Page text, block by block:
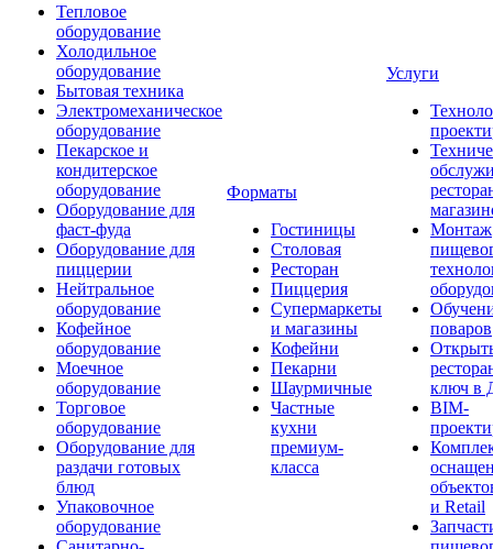
Тепловое
оборудование
Холодильное
оборудование
Бытовая техника
Электромеханическое
оборудование
Пекарское и
кондитерское
оборудование
Оборудование для
фаст-фуда
Оборудование для
пиццерии
Нейтральное
оборудование
Кофейное
оборудование
Моечное
оборудование
Торговое
оборудование
Оборудование для
раздачи готовых
блюд
Упаковочное
оборудование
Форматы
Гостиницы
Столовая
Ресторан
Пиццерия
Супермаркеты
и магазины
Кофейни
Пекарни
Шаурмичные
Частные
кухни
премиум-
класса
Услуги
Монтаж
поваров
ключ в
BIM-
и Retail